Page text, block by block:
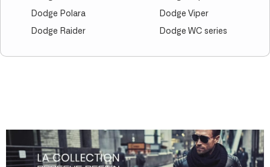
Dodge Polara
Dodge Raider
Dodge Viper
Dodge WC series